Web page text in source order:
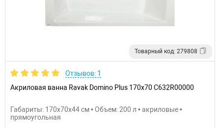
Товарный код: 279808
Отзывов: 1
Акриловая ванна Ravak Domino Plus 170x70 C632R00000
Габариты: 170x70x44 см • Объем: 200 л • акриловые •
прямоугольная